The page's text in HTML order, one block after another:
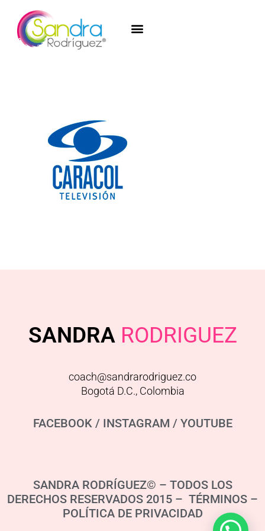
SANDRA RODRIGUEZ
coach@sandrarodriguez.co
Bogotá D.C., Colombia
FACEBOOK/ INSTAGRAM / YOUTUBE
SANDRA RODRÍGUEZ© – TODOS LOS
DERECHOS RESERVADOS 2015 – TÉRMINOS –
POLÍTICA DE PRIVACIDAD